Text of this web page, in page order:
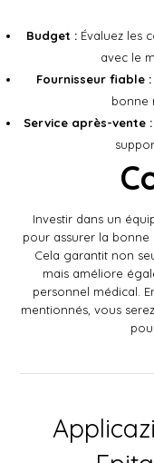
Budget : Évaluez les
avec le
Fournisseur fiable :
bonne
Service après-vente :
Investir dans un
pour assurer la bonne
Cela garantit non
mais améliore
personnel médical.
mentionnés, vous